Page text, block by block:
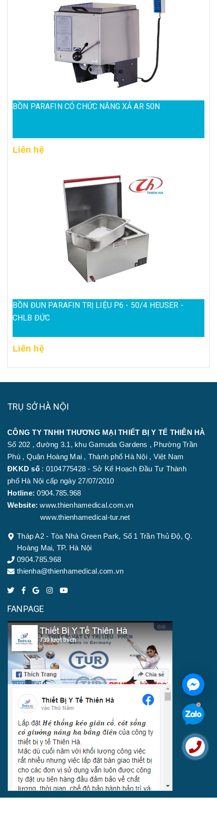
BỒN PARAFIN CÓ CHỨC NĂNG XẢ AR 50N
Liên hệ
BỒN ĐUN PARAFIN TRỊ LIỆU P6 - 50/4 HEUSER -
CHLB ĐỨC
Liên hệ
TRỤ SỞ HÀ NỘI
CÔNG TY TNHH THƯƠNG MẠI THIẾT BỊ Y TẾ THIÊN HÀ
Số 202 , đường 3.1, khu Gamuda Gardens , Phường Trần
Phú , Quận Hoàng Mai , Thành phố Hà Nội , Việt Nam
ĐKKD số: 0104775428 - Sở Kế Hoạch Đầu Tư Thành
phố Hà Nội cấp ngày 27/07/2010
Hotline: 0904.785.968
Website:www.thienhamedical.com.vn
www.thienhamedical-tur.net
Tháp A2 - Tòa Nhà Green Park, Số 1 Trần Thủ Độ, Q.
Hoàng Mai, TP. Hà Nội
0904.785.968
thienha@thienhamedical.com.vn
FANPAGE